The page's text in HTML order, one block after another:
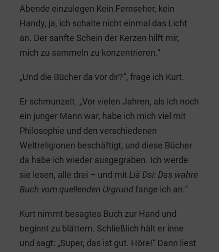
Abende einzulegen Kein Fernseher, kein
Handy, ja, ich schalte nicht einmal das Licht
an. Der sanfte Schein der Kerzen hilft mir,
mich zu sammeln zu konzentrieren.“
„Und die Bücher da vor dir?“, frage ich Kurt.
Er schmunzelt. „Vor vielen Jahren, als ich noch
ein junger Mann war, habe ich mich viel mit
Philosophie und den verschiedenen
Weltreligionen beschäftigt, und diese Bücher
da habe ich wieder ausgegraben. Ich werde
sie lesen, alle drei – und mit Liä Dsi: Das wahre
Buch vom quellenden Urgrundfange ich an.“
Kurt nimmt besagtes Buch zur Hand und
beginnt zu blättern. Schließlich hält er inne
und sagt: „Super, das ist gut. Höre!“ Dann liest